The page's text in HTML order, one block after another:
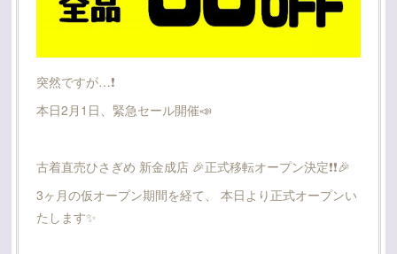
突然ですが…❗️
本日2月1日、緊急セール開催📣
古着直売ひさぎめ 新金成店 🎉正式移転オープン決定❗️❗️🎉
3ヶ月の仮オープン期間を経て、 本日より正式オープンい
たします✨️